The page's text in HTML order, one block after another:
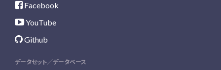
Facebook
YouTube
Github
データセット／データベース